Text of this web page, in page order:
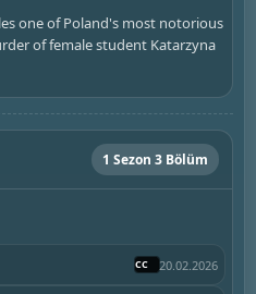
one of Poland's most notorious
of female student Katarzyna
1 Sezon 3 Bölüm
20.02.2026